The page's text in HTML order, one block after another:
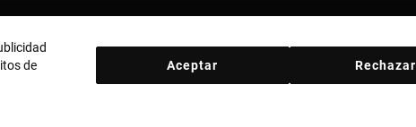
y moneda: Perú / Peruvian Sol
de
Rechazar
Aceptar